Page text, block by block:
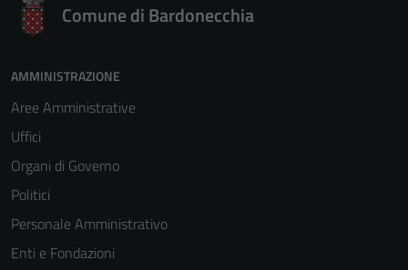
Comune di Bardonecchia
AMMINISTRAZIONE
Aree Amministrative
Uffici
Organi di Governo
Politici
Personale Amministrativo
Enti e Fondazioni